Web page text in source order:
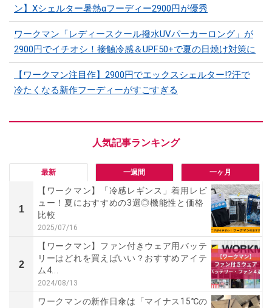
ン】Xシェルター暑熱αフーディー2900円が優秀
ワークマン「レディースクール撥水UVパーカーロング」が
2900円でイチオシ！接触冷感＆UPF50+で夏の日焼け対策に
【ワークマン注目作】2900円でエックスシェルター!?汗で
冷たくなる新作フーディーがすごすぎる
最新 一週間 一ヶ月
1
【ワークマン】「冷感レギンス」着用レビ
ュー！夏におすすめの3選◎機能性と価格
比較
2025/07/16
2
【ワークマン】ファン付きウェア用バッテ
リーはどれを買えばいい？おすすめアイテ
ム4...
2024/08/13
ワークマンの新作日傘は「マイナス15℃の